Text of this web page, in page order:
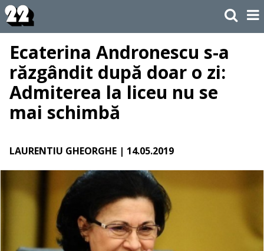
Ecaterina Andronescu s-a
răzgândit după doar o zi:
Admiterea la liceu nu se
mai schimbă
LAURENTIU GHEORGHE | 14.05.2019